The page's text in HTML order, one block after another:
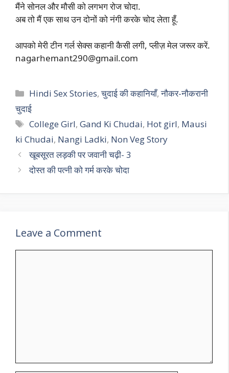
मैंने सोनल और मौसी को लगभग रोज चोदा.
अब तो मैं एक साथ उन दोनों को नंगी करके चोद लेता हूँ.
आपको मेरी टीन गर्ल सेक्स कहानी कैसी लगी, प्लीज़ मेल जरूर करें.
nagarhemant290@gmail.com
Categories
Hindi Sex Stories,चुदाई की कहानियाँ,नौकर-नौकरानी
चुदाई
Tags
College Girl,Gand Ki Chudai, Hot girl, Mausi
ki Chudai, Nangi Ladki, Non Veg Story
खूबसूरत लड़की पर जवानी चढ़ी- 3
दोस्त की पत्नी को गर्म करके चोदा
Leave a Comment